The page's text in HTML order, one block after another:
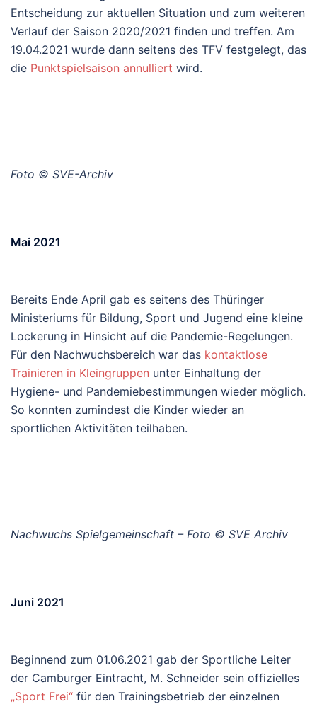
Entscheidung zur aktuellen Situation und zum weiteren
Verlauf der Saison 2020/2021 finden und treffen. Am
19.04.2021 wurde dann seitens des TFV festgelegt, das
die Punktspielsaison annulliert wird.
Foto © SVE-Archiv
Mai 2021
Bereits Ende April gab es seitens des Thüringer
Ministeriums für Bildung, Sport und Jugend eine kleine
Lockerung in Hinsicht auf die Pandemie-Regelungen.
Für den Nachwuchsbereich war das kontaktlose
Trainieren in Kleingruppen unter Einhaltung der
Hygiene- und Pandemiebestimmungen wieder möglich.
So konnten zumindest die Kinder wieder an
sportlichen Aktivitäten teilhaben.
Nachwuchs Spielgemeinschaft – Foto © SVE Archiv
Juni 2021
Beginnend zum 01.06.2021 gab der Sportliche Leiter
der Camburger Eintracht, M. Schneider sein offizielles
„Sport Frei“ für den Trainingsbetrieb der einzelnen